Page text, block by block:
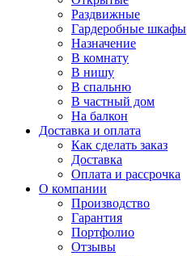
Раздвижные
Гардеробные шкафы
Назначение
В комнату
В нишу
В спальню
В частный дом
На балкон
Доставка и оплата
Как сделать заказ
Доставка
Оплата и рассрочка
О компании
Производство
Гарантия
Портфолио
Отзывы